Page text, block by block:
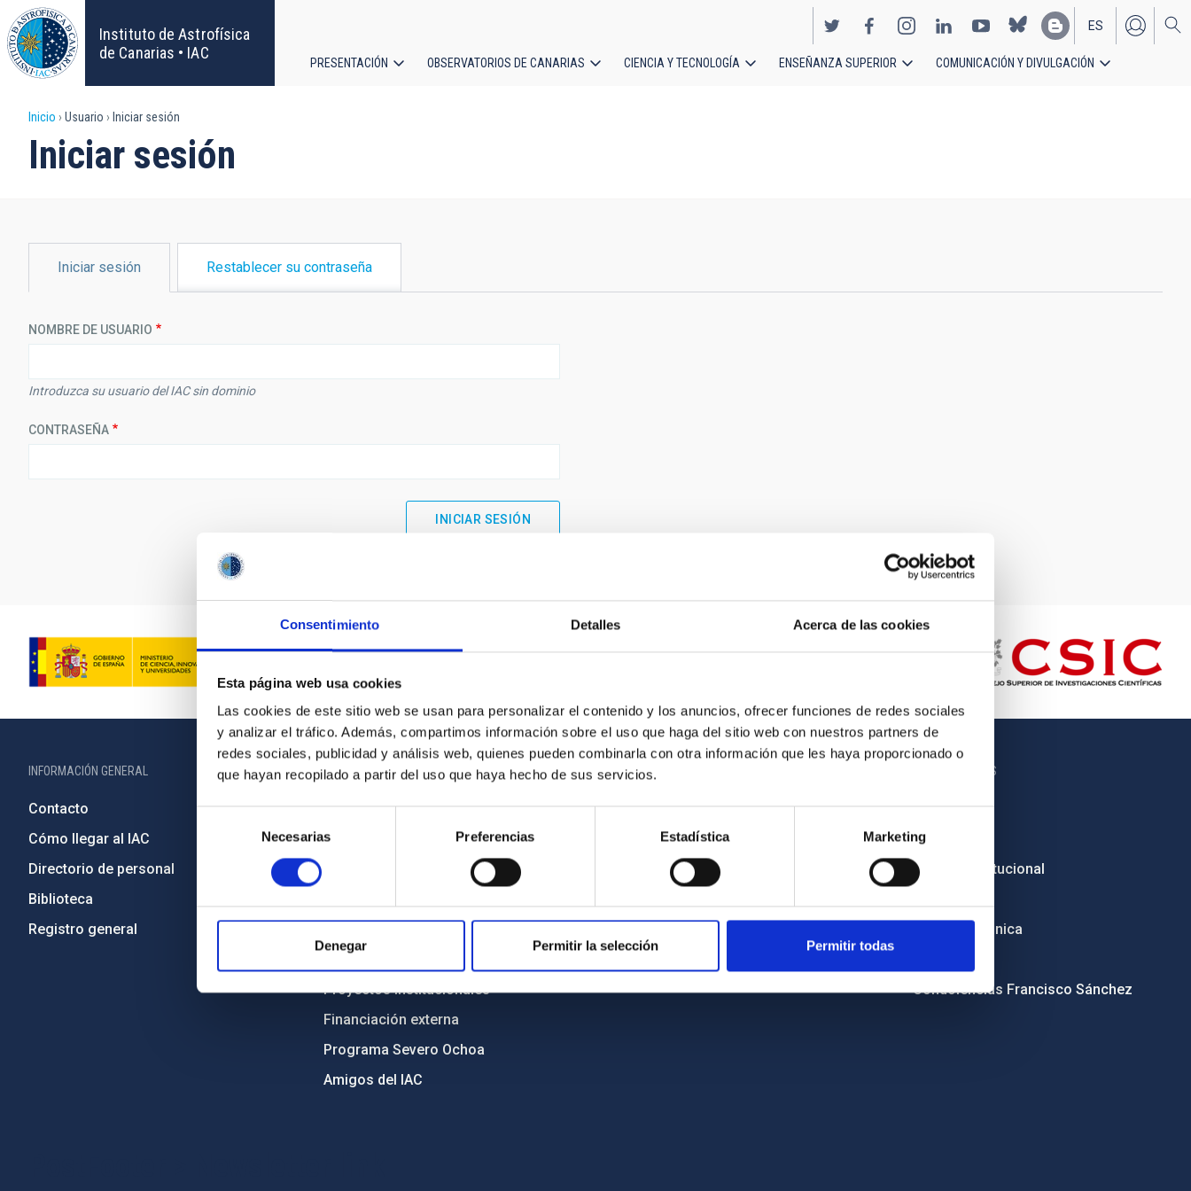
Consentimiento Detalles Acerca de las cookies
Esta página web usa cookies
Las cookies de este sitio web se usan para personalizar el contenido y los anuncios, ofrecer funciones de redes sociales
y analizar el tráfico. Además, compartimos información sobre el uso que haga del sitio web con nuestros partners de
redes sociales, publicidad y análisis web, quienes pueden combinarla con otra información que les haya proporcionado o
que hayan recopilado a partir del uso que haya hecho de sus servicios.
consentimiento
Necesarias Preferencias Estadística Marketing
Denegar Permitir la selección Permitir todas
Pasar
al
contenido
principal
Instituto de Astrofísica
de Canarias • IAC
EN
ES
PRESENTACIÓN OBSERVATORIOS DE CANARIAS CIENCIA Y TECNOLOGÍA ENSEÑANZA SUPERIOR COMUNICACIÓN Y DIVULGACIÓN
Sobrescribir
enlaces
ayuda
a
la
Inicio Usuario Iniciar sesión
Iniciar sesión
PRINCIPALES
Iniciar sesión Restablecer su contraseña
NOMBRE DE USUARIO
Introduzca su usuario del IAC sin dominio
CONTRASEÑA
INFORMACIÓN GENERAL
Contacto
Cómo llegar al IAC
Directorio de personal
Biblioteca
Registro general
INFORMACIÓN INSTITUCIONAL
Legislación
Transparencia
Código ético y política antifraude
Medio Ambiente y Sostenibilidad
Proyectos institucionales
Financiación externa
Programa Severo Ochoa
Amigos del IAC
PORTAL DEL IAC
Mapa web
Políticas de privacidad
Aviso legal
OTROS ENLACES
Empleo
Licitaciones
Imagen institucional
Sede electrónica
Condolencias Francisco Sánchez